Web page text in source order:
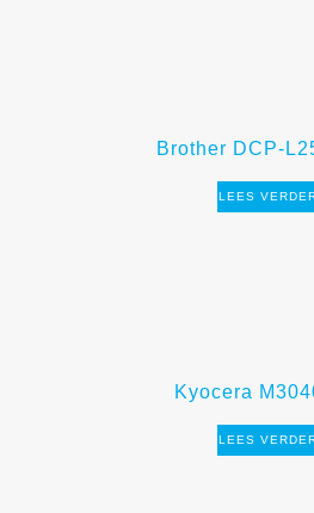
Brother DCP-
LEES
Kyocera
LEES